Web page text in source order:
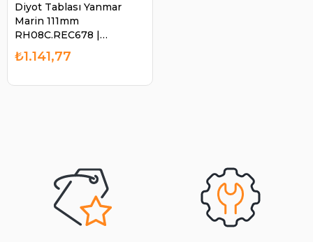
Diyot Tablası Yanmar
Marin 111mm
RH08C.REC678 |
MOBILETRON RH08C
₺1.141,77